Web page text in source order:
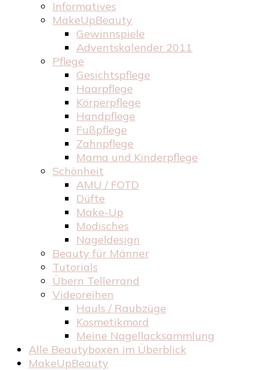
Informatives
MakeUpBeauty
Gewinnspiele
Adventskalender 2011
Pflege
Gesichtspflege
Haarpflege
Körperpflege
Handpflege
Fußpflege
Zahnpflege
Mama und Kinderpflege
Schönheit
AMU / FOTD
Düfte
Make-Up
Modisches
Nageldesign
Beauty für Männer
Tutorials
Übern Tellerrand
Videoreihen
Hauls / Raubzüge
Kosmetikmord
Meine Nagellacksammlung
Alle Beautyboxen im Überblick
MakeUpBeauty